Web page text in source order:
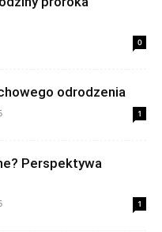
0
odrodzenia
1
Perspektywa
1